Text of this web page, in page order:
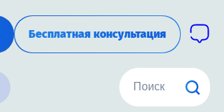
Бесплатная консультация